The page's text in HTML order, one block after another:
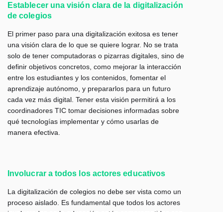
Establecer una visión clara de la digitalización
de colegios
El primer paso para una digitalización exitosa es tener
una visión clara de lo que se quiere lograr. No se trata
solo de tener computadoras o pizarras digitales, sino de
definir objetivos concretos, como mejorar la interacción
entre los estudiantes y los contenidos, fomentar el
aprendizaje autónomo, y prepararlos para un futuro
cada vez más digital. Tener esta visión permitirá a los
coordinadores TIC tomar decisiones informadas sobre
qué tecnologías implementar y cómo usarlas de
manera efectiva.
Involucrar a todos los actores educativos
La digitalización de colegios no debe ser vista como un
proceso aislado. Es fundamental que todos los actores